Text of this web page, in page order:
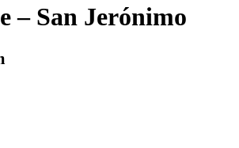
– San Jerónimo